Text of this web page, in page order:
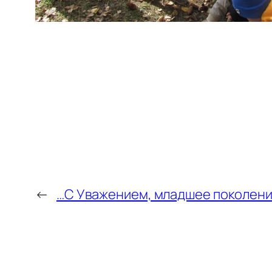
← …С Уважением, младшее